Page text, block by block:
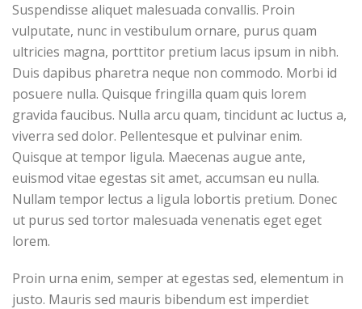
Suspendisse aliquet malesuada convallis. Proin
vulputate, nunc in vestibulum ornare, purus quam
ultricies magna, porttitor pretium lacus ipsum in nibh.
Duis dapibus pharetra neque non commodo. Morbi id
posuere nulla. Quisque fringilla quam quis lorem
gravida faucibus. Nulla arcu quam, tincidunt ac luctus a,
viverra sed dolor. Pellentesque et pulvinar enim.
Quisque at tempor ligula. Maecenas augue ante,
euismod vitae egestas sit amet, accumsan eu nulla.
Nullam tempor lectus a ligula lobortis pretium. Donec
ut purus sed tortor malesuada venenatis eget eget
lorem.
Proin urna enim, semper at egestas sed, elementum in
justo. Mauris sed mauris bibendum est imperdiet